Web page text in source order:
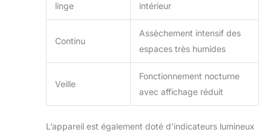
linge
intérieur
Continu
Assèchement intensif des
espaces très humides
Veille
Fonctionnement nocturne
avec affichage réduit
L’appareil est également doté d’indicateurs lumineux